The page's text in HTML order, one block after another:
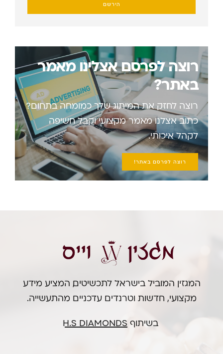
הירשם
רוצה לפרסם אצלינו מאמר
באתר?
רוצה לחזק את המיתוג שלך כמומחה בתחום?
כתוב אצלנו מאמר מקצועי וקבל חשיפה
לקהל איכותי.
רוצה לפרסם באתר!
המגזין המוביל בישראל לתכשיטים, המציע מידע
מקצועי, חדשות וטרנדים עדכניים מהתעשייה.
בשיתוף H.S DIAMONDS